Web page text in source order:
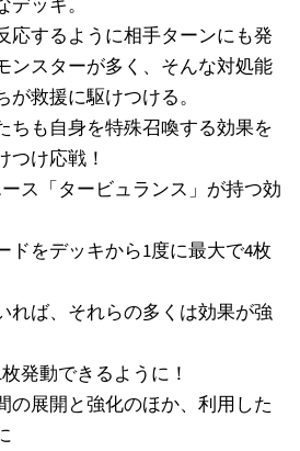
ッキ。
応するように相手ターンにも発
ンスターが多く、そんな対処能
救援に駆けつける。
ちも自身を特殊召喚する効果を
つけ応戦！
ス「タービュランス」が持つ効
ドをデッキから1度に最大で4枚
れば、それらの多くは効果が強
発動できるように！
の展開と強化のほか、利用した